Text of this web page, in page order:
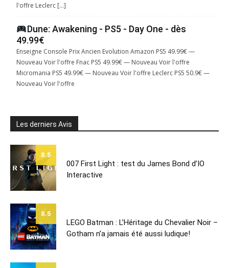
l'offre Leclerc […]
Dune: Awakening - PS5 - Day One - dès
49.99€
Enseigne Console Prix Ancien Evolution Amazon PS5 49.99€ —
Nouveau Voir l'offre Fnac PS5 49.99€ — Nouveau Voir l'offre
Micromania PS5 49.99€ — Nouveau Voir l'offre Leclerc PS5 50.9€ —
Nouveau Voir l'offre
Les derniers Avis
8.5
007 First Light : test du James Bond d’IO
Interactive
8.5
LEGO Batman : L’Héritage du Chevalier Noir –
Gotham n’a jamais été aussi ludique!